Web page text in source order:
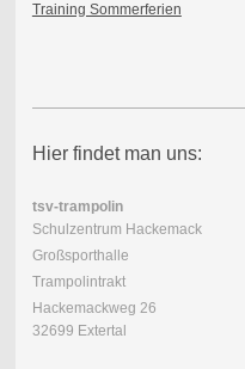
Training Sommerferien
Hier findet man uns:
tsv-trampolin
Schulzentrum Hackemack
Großsporthalle
Trampolintrakt
Hackemackweg 26
32699 Extertal